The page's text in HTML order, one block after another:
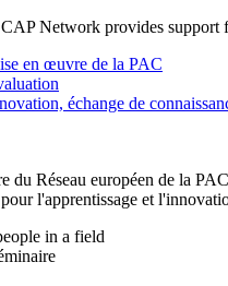
Network provides support
en œuvre de la PAC
échange de
du Réseau européen de la
l'apprentissage et